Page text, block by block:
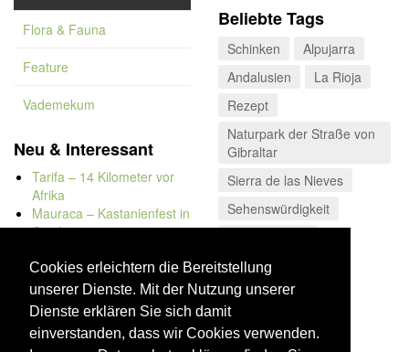
Cookies erleichtern die Bereitstellung
unserer Dienste. Mit der Nutzung unserer
Dienste erklären Sie sich damit
einverstanden, dass wir Cookies verwenden.
Flora & Fauna
Feature
Vademekum
Neu & Interessant
Tarifa – 14 Kilometer vor
Afrika
Mauraca – Kastanienfest in
Capileira
Bolonia
Kap Trafalgar
Düne von Bolonia
Beliebte Tags
Schinken
Alpujarra
Andalusien
La Rioja
Rezept
Naturpark der Straße von
Gibraltar
Sierra de las Nieves
Sehenswürdigkeit
Costa de la Luz